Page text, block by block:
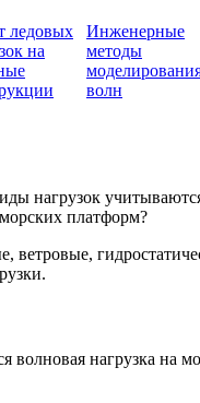
ледовых
на
Инженерные
методы
волн
нагрузок
платформ?
ветровые,
волновая нагрузка на